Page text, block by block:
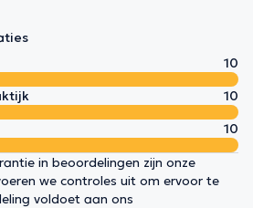
10
10
10
in beoordelingen zijn onze
we controles uit om ervoor te
voldoet aan ons